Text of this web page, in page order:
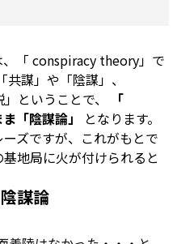
「 conspiracy theory」で
謀」や「陰謀」、
ということで、
「
「陰謀論」
となります。
ズですが、これがもとで
地局に火が付けられると
謀論